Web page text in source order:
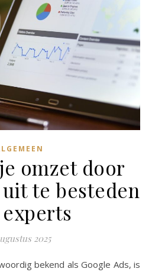
omzet door
te besteden
experts
2025